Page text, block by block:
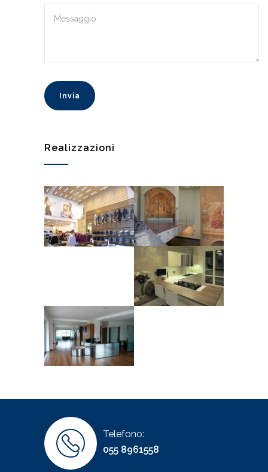
Realizzazioni
Telefono:
055 8961558